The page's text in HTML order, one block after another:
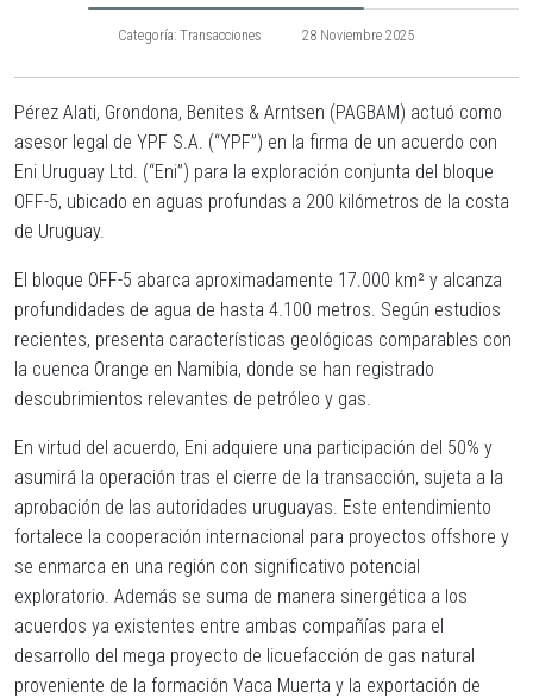
Categoría: Transacciones 28 Noviembre 2025
Pérez Alati, Grondona, Benites & Arntsen (PAGBAM) actuó como
asesor legal de YPF S.A. (“YPF”) en la firma de un acuerdo con
Eni Uruguay Ltd. (“Eni”) para la exploración conjunta del bloque
OFF-5, ubicado en aguas profundas a 200 kilómetros de la costa
de Uruguay.
El bloque OFF-5 abarca aproximadamente 17.000 km² y alcanza
profundidades de agua de hasta 4.100 metros. Según estudios
recientes, presenta características geológicas comparables con
la cuenca Orange en Namibia, donde se han registrado
descubrimientos relevantes de petróleo y gas.
En virtud del acuerdo, Eni adquiere una participación del 50% y
asumirá la operación tras el cierre de la transacción, sujeta a la
aprobación de las autoridades uruguayas. Este entendimiento
fortalece la cooperación internacional para proyectos offshore y
se enmarca en una región con significativo potencial
exploratorio. Además se suma de manera sinergética a los
acuerdos ya existentes entre ambas compañías para el
desarrollo del mega proyecto de licuefacción de gas natural
proveniente de la formación Vaca Muerta y la exportación de